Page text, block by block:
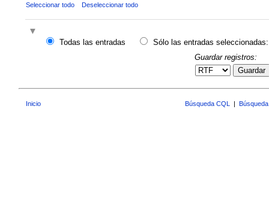
Seleccionar todo Deseleccionar todo
Todas las entradas
Sólo las entradas seleccionadas:
Guardar registros:
Guardar
Inicio Búsqueda CQL